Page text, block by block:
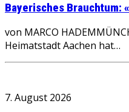
Bayerisches Brauchtum:
von MARCO
Heimatstadt Aachen hat…
7. August 2026